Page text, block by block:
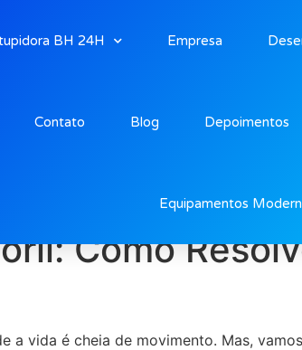
BH 24H Empresa
Contato Blog Depoimentos
Equipamentos
Como
a vida é cheia de movimento. Mas,